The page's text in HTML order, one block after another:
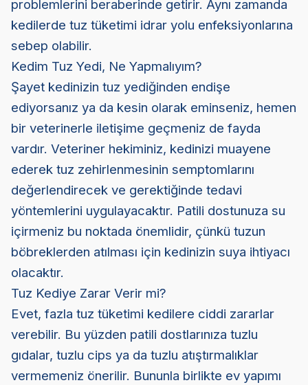
problemlerini beraberinde getirir. Aynı zamanda
kedilerde tuz tüketimi idrar yolu enfeksiyonlarına
sebep olabilir.
Kedim Tuz Yedi, Ne Yapmalıyım?
Şayet kedinizin tuz yediğinden endişe
ediyorsanız ya da kesin olarak eminseniz, hemen
bir veterinerle iletişime geçmeniz de fayda
vardır. Veteriner hekiminiz, kedinizi muayene
ederek tuz zehirlenmesinin semptomlarını
değerlendirecek ve gerektiğinde tedavi
yöntemlerini uygulayacaktır. Patili dostunuza su
içirmeniz bu noktada önemlidir, çünkü tuzun
böbreklerden atılması için kedinizin suya ihtiyacı
olacaktır.
Tuz Kediye Zarar Verir mi?
Evet, fazla tuz tüketimi kedilere ciddi zararlar
verebilir. Bu yüzden patili dostlarınıza tuzlu
gıdalar, tuzlu cips ya da tuzlu atıştırmalıklar
vermemeniz önerilir. Bununla birlikte ev yapımı